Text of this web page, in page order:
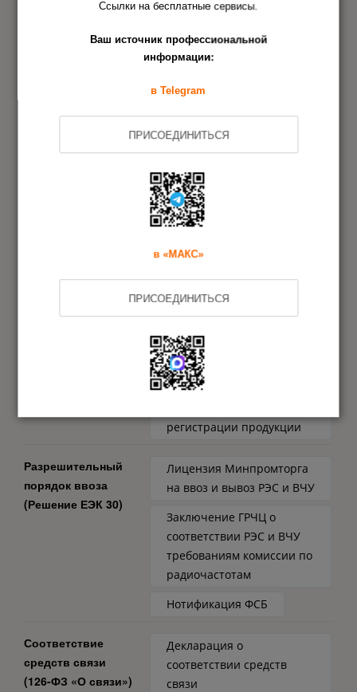
Как получить сертификат
соответствия на продукцию
Кто выдаёт сертификат соответствия
Где указан номер сертификата
Другие документы
техническим
Декларация о
соответствии
Евразийского
экономического союза
Свидетельство о
регистрации продукции
Разрешительный
порядок ввоза
(Решение ЕЭК 30)
Лицензия Минпромторга
на ввоз и вывоз РЭС и ВЧУ
Заключение ГРЧЦ о
соответствии РЭС и ВЧУ
требованиям комиссии по
радиочастотам
Нотификация ФСБ
Соответствие
средств связи
(126-ФЗ «О связи»)
Декларация о
соответствии средств
связи
Ссылки на бесплатные сервисы.
Ваш источник профессиональной
информации:
в Telegram
ПРИСОЕДИНИТЬСЯ
в «МАКС»
ПРИСОЕДИНИТЬСЯ